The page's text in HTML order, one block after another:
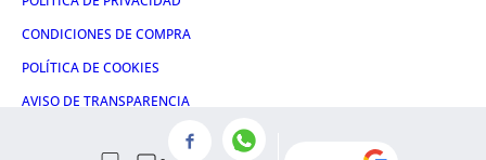
CONDICIONES DE COMPRA
POLÍTICA DE COOKIES
AVISO DE TRANSPARENCIA